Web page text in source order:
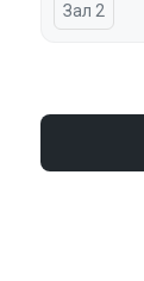
Зал 2